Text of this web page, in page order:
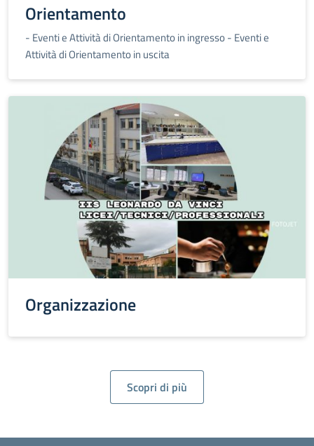
Orientamento
- Eventi e Attività di Orientamento in ingresso- Eventi e
Attività di Orientamento in uscita
Organizzazione
Scopri di più